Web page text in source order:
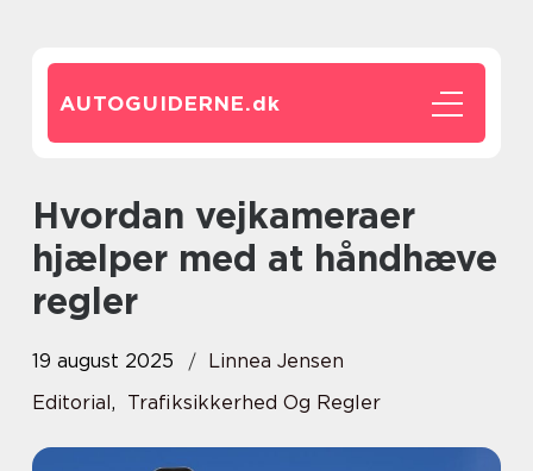
AUTOGUIDERNE.dk
Hvordan vejkameraer
hjælper med at håndhæve
regler
19 august 2025
Linnea Jensen
Editorial, Trafiksikkerhed Og Regler